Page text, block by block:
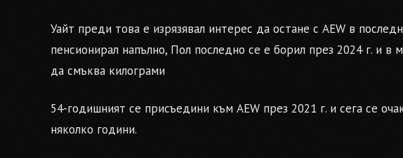
Уайт преди това е изрязявал интерес да остане с AEW в
пенсионирал напълно, Пол последно се е борил през 2024 г. и в
да смъква килограми
54-годишният се присъедини към AEW през 2021 г. и сега се
няколко години.